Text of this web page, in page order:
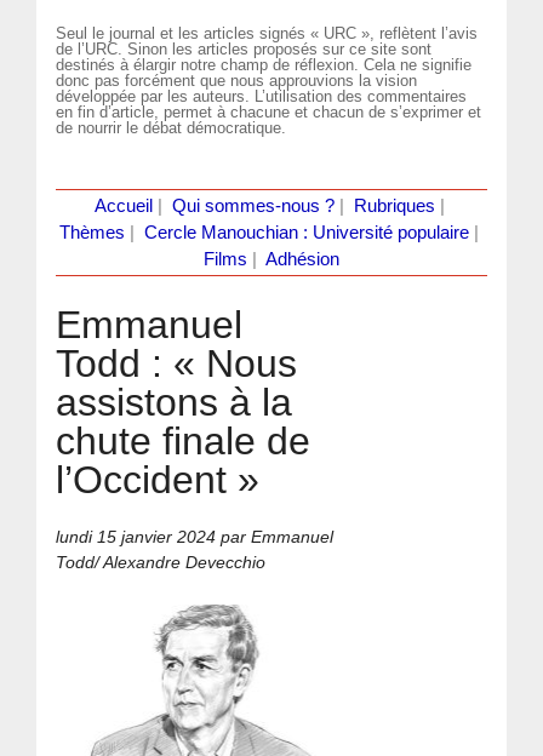
Seul le journal et les articles signés « URC », reflètent l’avis
de l’URC. Sinon les articles proposés sur ce site sont
destinés à élargir notre champ de réflexion. Cela ne signifie
donc pas forcément que nous approuvions la vision
développée par les auteurs. L’utilisation des commentaires
en fin d’article, permet à chacune et chacun de s’exprimer et
de nourrir le débat démocratique.
Accueil Qui sommes-nous ?| Rubriques
Thèmes
Cercle Manouchian : Université populaire
Films
Adhésion
Emmanuel
Todd : « Nous
assistons à la
chute finale de
l’Occident »
lundi 15 janvier 2024 par Emmanuel
Todd/ Alexandre Devecchio